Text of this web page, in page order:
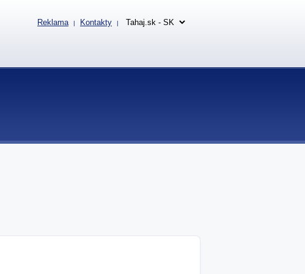
Reklama | Kontakty |